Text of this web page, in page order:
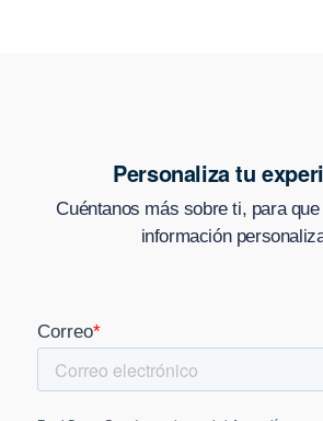
Personaliza tu
Cuéntanos más sobre ti, para
información